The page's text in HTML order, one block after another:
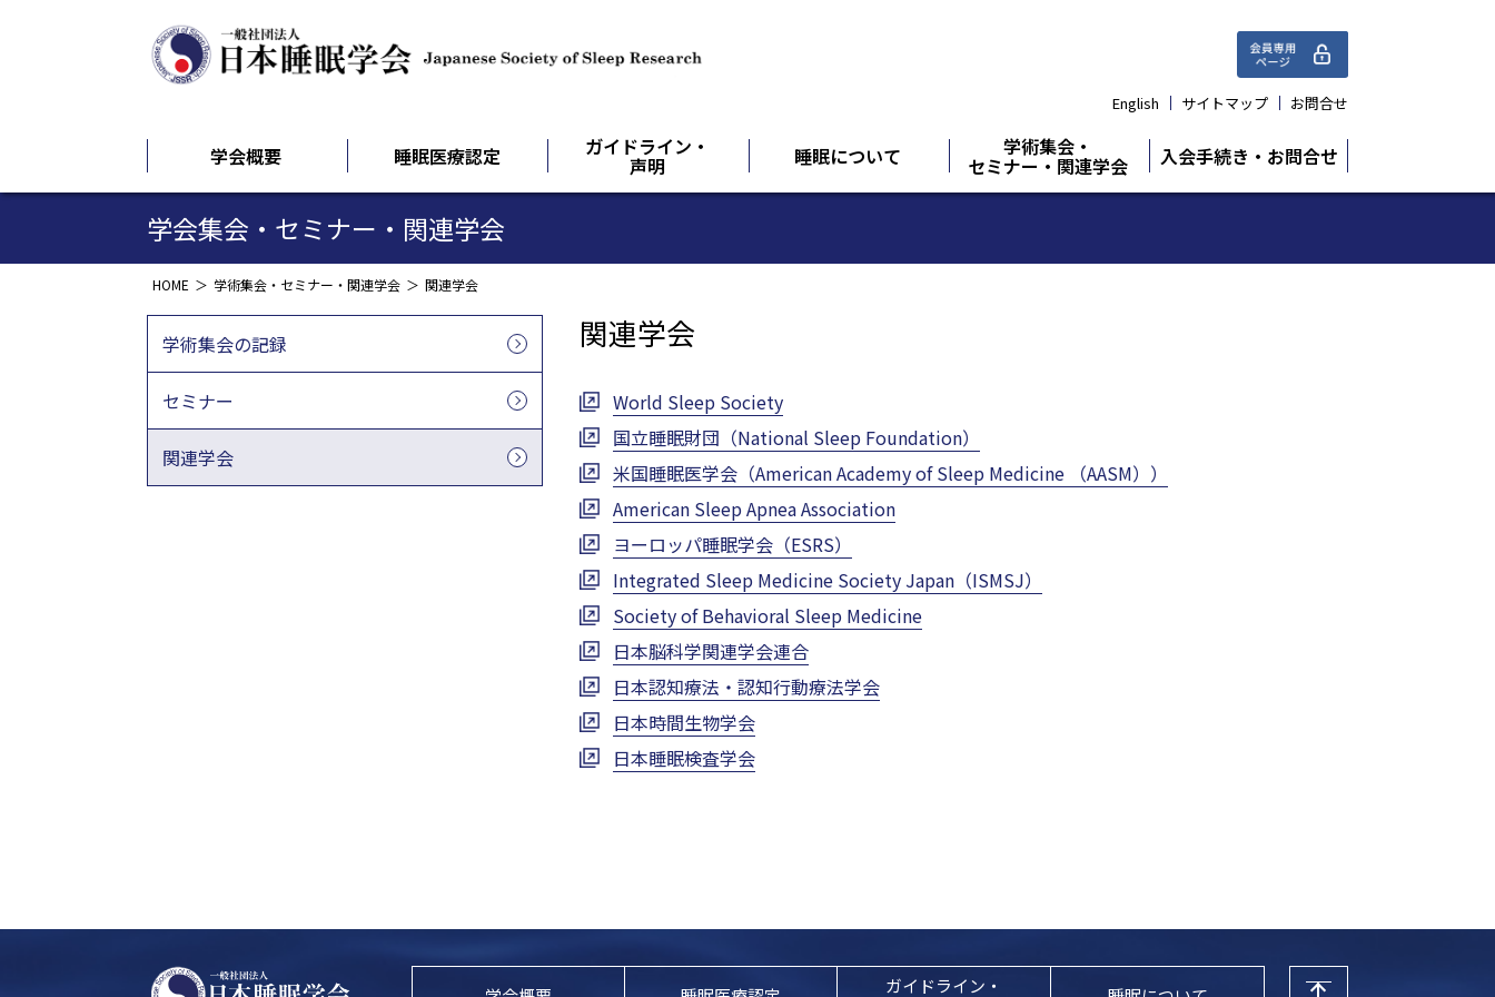
English サイトマップ お問合せ
学会概要 睡眠医療認定 ガイドライン・
声明 睡眠について 学術集会・
セミナー・関連学会 入会手続き・お問合せ
学会集会・セミナー・関連学会
HOME 学術集会・セミナー・関連学会 関連学会
学術集会の記録
セミナー
関連学会
関連学会
World Sleep Society
国立睡眠財団（National Sleep Foundation）
米国睡眠医学会（American Academy of Sleep Medicine （AASM））
American Sleep Apnea Association
ヨーロッパ睡眠学会（ESRS）
Integrated Sleep Medicine Society Japan（ISMSJ）
Society of Behavioral Sleep Medicine
日本脳科学関連学会連合
日本認知療法・認知行動療法学会
日本時間生物学会
日本睡眠検査学会
ガイドライン・